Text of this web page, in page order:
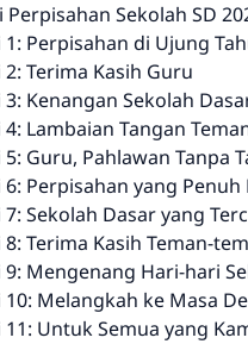
Sekolah SD 2025: Kenangan Indah
1: Perpisahan di Ujung
2: Terima Kasih Guru
3: Kenangan Sekolah
4: Lambaian Tangan
5: Guru, Pahlawan Tanpa
6: Perpisahan yang Penuh
7: Sekolah Dasar yang
8: Terima Kasih Teman-
9: Mengenang Hari-hari
10: Melangkah ke Masa
11: Untuk Semua yang